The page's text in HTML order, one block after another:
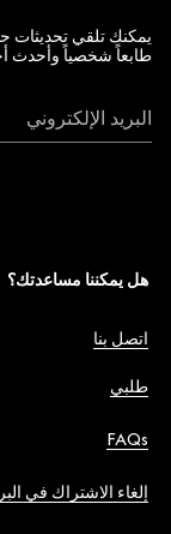
يمكنك تلقي تحديثات
طابعاً شخصياً وأحدث
البريد الإلكتروني
هل يمكننا مساعدتك؟
اتصل بنا
طلبي
FAQs
إلغاء الاشتراك في